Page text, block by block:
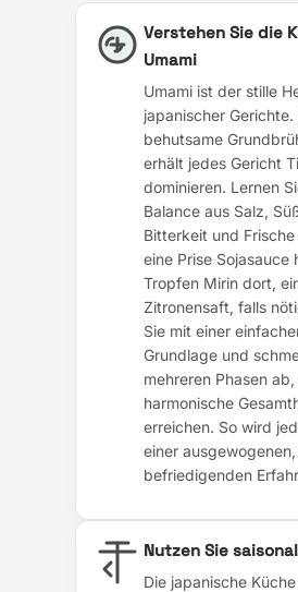
Verstehen Sie die
Umami
Umami ist der stille
japanischer
behutsame
erhält jedes Gericht
dominieren. Lernen
Balance aus Salz,
Bitterkeit und
eine Prise Sojasauce
Tropfen Mirin dort,
Zitronensaft, falls
Sie mit einer
Grundlage und
mehreren Phasen
harmonische
erreichen. So wird
einer
befriedigenden
Nutzen Sie
Die japanische